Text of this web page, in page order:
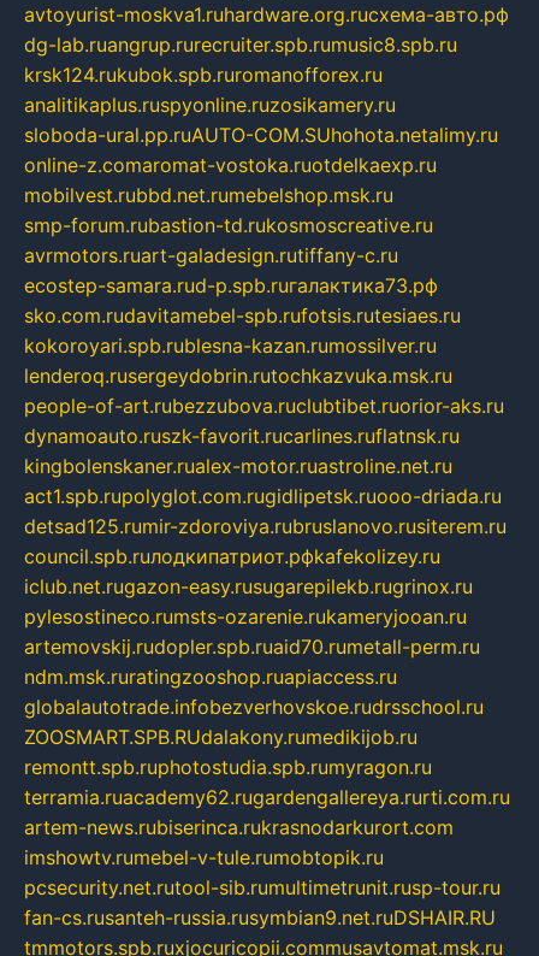
avtoyurist-moskva1.ruhardware.org.ruсхема-авто.рф
dg-lab.ruangrup.rurecruiter.spb.rumusic8.spb.ru
krsk124.rukubok.spb.ruromanofforex.ru
analitikaplus.ruspyonline.ruzosikamery.ru
sloboda-ural.pp.ruAUTO-COM.SUhohota.netalimy.ru
online-z.comaromat-vostoka.ruotdelkaexp.ru
mobilvest.rubbd.net.rumebelshop.msk.ru
smp-forum.rubastion-td.rukosmoscreative.ru
avrmotors.ruart-galadesign.rutiffany-c.ru
ecostep-samara.rud-p.spb.ruгалактика73.рф
sko.com.rudavitamebel-spb.rufotsis.rutesiaes.ru
kokoroyari.spb.rublesna-kazan.rumossilver.ru
lenderoq.rusergeydobrin.rutochkazvuka.msk.ru
people-of-art.rubezzubova.ruclubtibet.ruorior-aks.ru
dynamoauto.ruszk-favorit.rucarlines.ruflatnsk.ru
kingbolenskaner.rualex-motor.ruastroline.net.ru
act1.spb.rupolyglot.com.rugidlipetsk.ruooo-driada.ru
detsad125.rumir-zdoroviya.rubruslanovo.rusiterem.ru
council.spb.ruлодкипатриот.рфkafekolizey.ru
iclub.net.rugazon-easy.rusugarepilekb.rugrinox.ru
pylesostineco.rumsts-ozarenie.rukameryjooan.ru
artemovskij.rudopler.spb.ruaid70.rumetall-perm.ru
ndm.msk.ruratingzooshop.ruapiaccess.ru
globalautotrade.infobezverhovskoe.rudrsschool.ru
ZOOSMART.SPB.RUdalakony.rumedikijob.ru
remontt.spb.ruphotostudia.spb.rumyragon.ru
terramia.ruacademy62.rugardengallereya.rurti.com.ru
artem-news.rubiserinca.rukrasnodarkurort.com
imshowtv.rumebel-v-tule.rumobtopik.ru
pcsecurity.net.rutool-sib.rumultimetrunit.rusp-tour.ru
fan-cs.rusanteh-russia.rusymbian9.net.ruDSHAIR.RU
tmmotors.spb.ruxjocuricopii.commusavtomat.msk.ru